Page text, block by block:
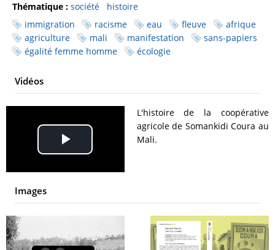
Thématique : société
histoire
immigration
racisme eau fleuve
afrique
agriculture
mali manifestation
sans-papiers
égalité femme homme
écologie
Vidéos
Play
Video
L'histoire de la coopérative
agricole de Somankidi Coura au
Mali.
Images